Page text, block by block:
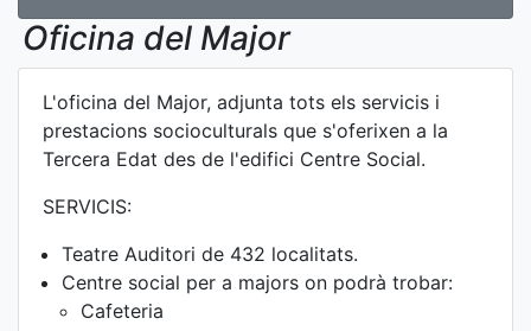
Oficina del Major
L'oficina del Major, adjunta tots els servicis i
prestacions socioculturals que s'oferixen a la
Tercera Edat des de l'edifici Centre Social.
SERVICIS:
Teatre Auditori de 432 localitats.
Centre social per a majors on podrà trobar:
Cafeteria